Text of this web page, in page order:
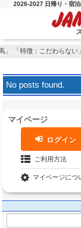
2026-2027 日帰り・宿
「特徴：こだわらな
No posts found.
マイページ
ログイン
ご利用方法
マイページにつ